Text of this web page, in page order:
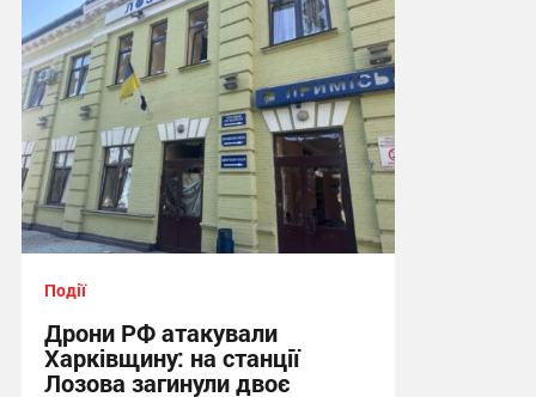
Події
Дрони РФ атакували
Харківщину: на станції
Лозова загинули двоє